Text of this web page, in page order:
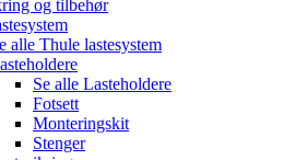
og tilbehør
alle Thule lastesystem
Se alle Lasteholdere
Fotsett
Monteringskit
Stenger